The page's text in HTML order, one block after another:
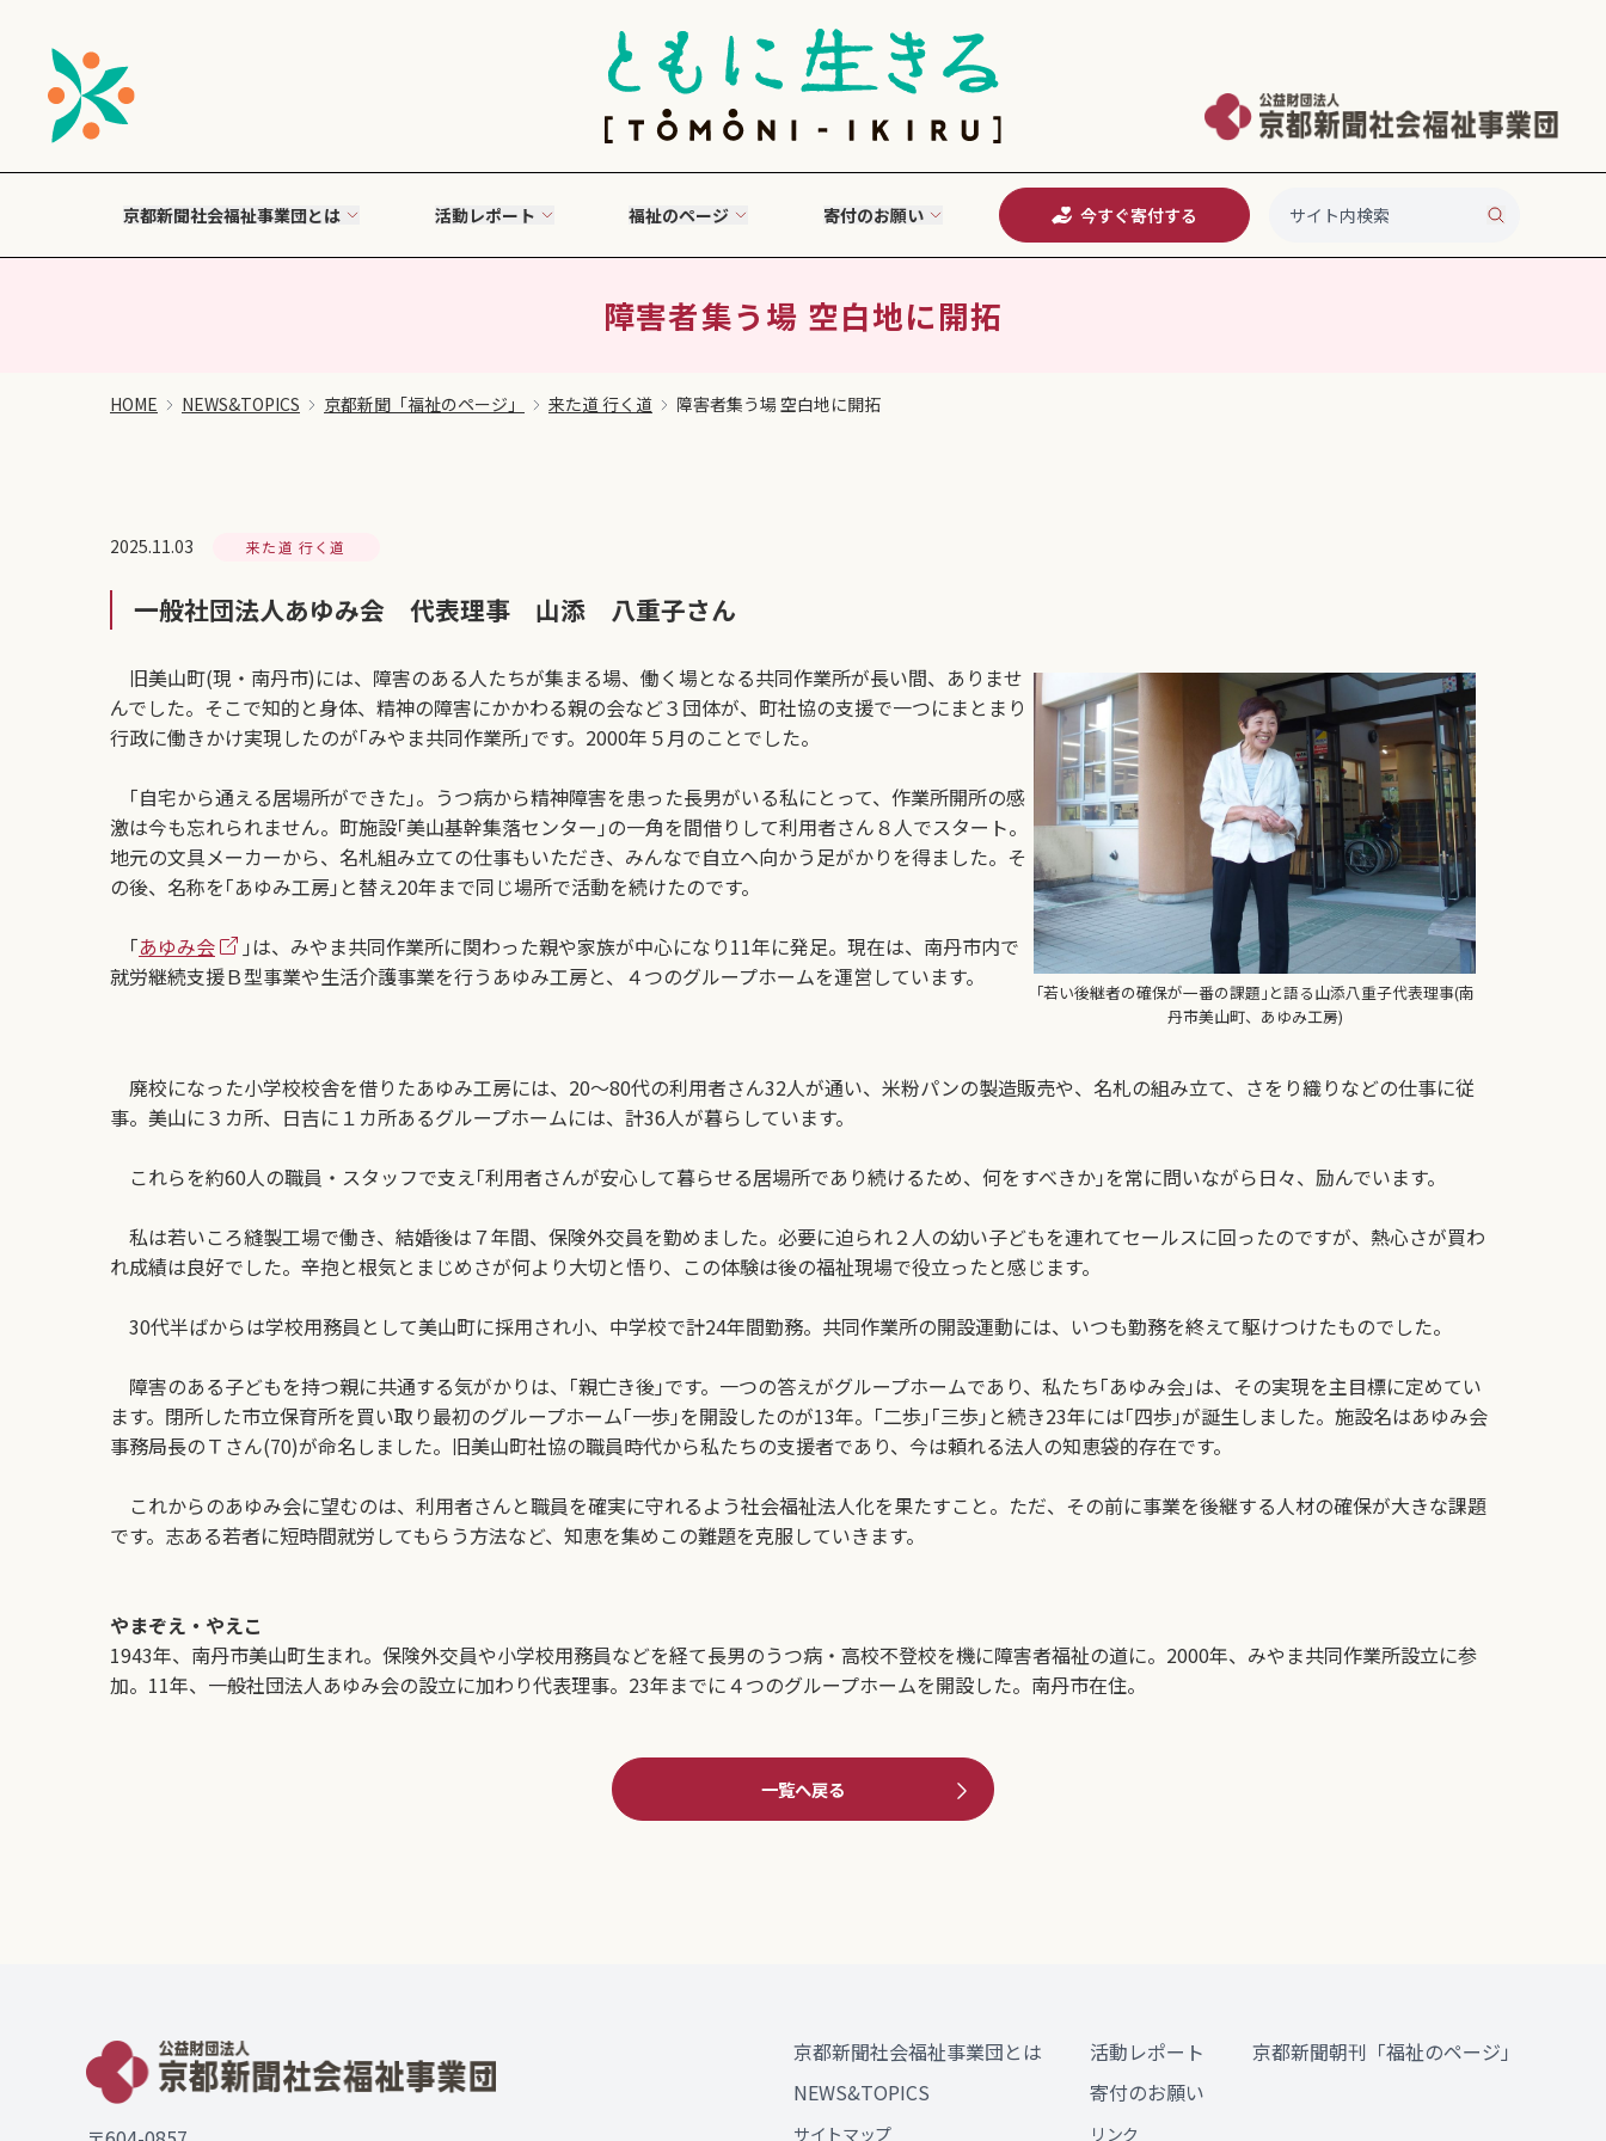
京都新聞社会福祉事業団とは 活動レポート 福祉のページ 寄付のお願い 今すぐ寄付する
障害者集う場 空白地に開拓
HOME NEWS&TOPICS 京都新聞「福祉のページ」 来た道 行く道 障害者集う場 空白地に開拓
2025.11.03 来た道 行く道
一般社団法人あゆみ会 代表理事 山添 八重子さん
旧美山町(現・南丹市)には、障害のある人たちが集まる場、働く場となる共同作業所が長い間、ありませ
んでした。そこで知的と身体、精神の障害にかかわる親の会など３団体が、町社協の支援で一つにまとまり
行政に働きかけ実現したのが｢みやま共同作業所｣です。2000年５月のことでした。
｢自宅から通える居場所ができた｣。うつ病から精神障害を患った長男がいる私にとって、作業所開所の感
激は今も忘れられません。町施設｢美山基幹集落センター｣の一角を間借りして利用者さん８人でスタート。
地元の文具メーカーから、名札組み立ての仕事もいただき、みんなで自立へ向かう足がかりを得ました。そ
の後、名称を｢あゆみ工房｣と替え20年まで同じ場所で活動を続けたのです。
｢あゆみ会
｣は、みやま共同作業所に関わった親や家族が中心になり11年に発足。現在は、南丹市内で
就労継続支援Ｂ型事業や生活介護事業を行うあゆみ工房と、４つのグループホームを運営しています。
｢若い後継者の確保が一番の課題｣と語る山添八重子代表理事(南
丹市美山町、あゆみ工房)
廃校になった小学校校舎を借りたあゆみ工房には、20～80代の利用者さん32人が通い、米粉パンの製造販売や、名札の組み立て、さをり織りなどの仕事に従
事。美山に３カ所、日吉に１カ所あるグループホームには、計36人が暮らしています。
これらを約60人の職員・スタッフで支え｢利用者さんが安心して暮らせる居場所であり続けるため、何をすべきか｣を常に問いながら日々、励んでいます。
私は若いころ縫製工場で働き、結婚後は７年間、保険外交員を勤めました。必要に迫られ２人の幼い子どもを連れてセールスに回ったのですが、熱心さが買わ
れ成績は良好でした。辛抱と根気とまじめさが何より大切と悟り、この体験は後の福祉現場で役立ったと感じます。
30代半ばからは学校用務員として美山町に採用され小、中学校で計24年間勤務。共同作業所の開設運動には、いつも勤務を終えて駆けつけたものでした。
障害のある子どもを持つ親に共通する気がかりは、｢親亡き後｣です。一つの答えがグループホームであり、私たち｢あゆみ会｣は、その実現を主目標に定めてい
ます。閉所した市立保育所を買い取り最初のグループホーム｢一歩｣を開設したのが13年。｢二歩｣｢三歩｣と続き23年には｢四歩｣が誕生しました。施設名はあゆみ会
事務局長のＴさん(70)が命名しました。旧美山町社協の職員時代から私たちの支援者であり、今は頼れる法人の知恵袋的存在です。
これからのあゆみ会に望むのは、利用者さんと職員を確実に守れるよう社会福祉法人化を果たすこと。ただ、その前に事業を後継する人材の確保が大きな課題
です。志ある若者に短時間就労してもらう方法など、知恵を集めこの難題を克服していきます。
やまぞえ・やえこ
1943年、南丹市美山町生まれ。保険外交員や小学校用務員などを経て長男のうつ病・高校不登校を機に障害者福祉の道に。2000年、みやま共同作業所設立に参
加。11年、一般社団法人あゆみ会の設立に加わり代表理事。23年までに４つのグループホームを開設した。南丹市在住。
一覧へ戻る
京都新聞社会福祉事業団とは 活動レポート
京都新聞朝刊「福祉のページ」
NEWS&TOPICS
寄付のお願い
サイトマップ リンク